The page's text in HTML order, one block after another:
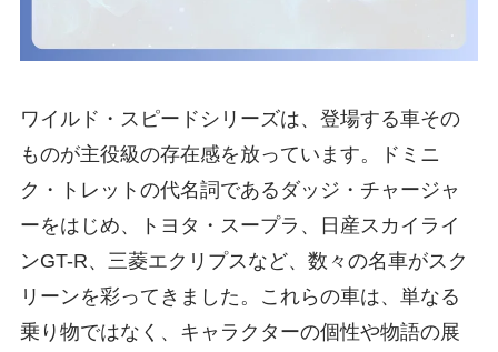
ワイルド・スピードシリーズは、登場する車その
ものが主役級の存在感を放っています。ドミニ
ク・トレットの代名詞であるダッジ・チャージャ
ーをはじめ、トヨタ・スープラ、日産スカイライ
ンGT-R、三菱エクリプスなど、数々の名車がスク
リーンを彩ってきました。これらの車は、単なる
乗り物ではなく、キャラクターの個性や物語の展